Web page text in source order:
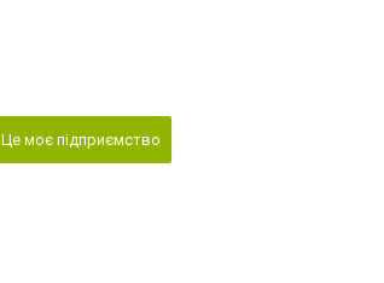
Це моє підприємство